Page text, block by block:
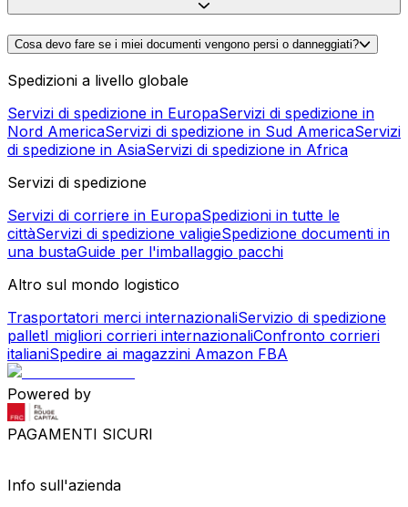
Cosa devo fare se i miei documenti vengono persi o danneggiati?
Spedizioni a livello globale
Servizi di spedizione in EuropaServizi di spedizione in
Nord AmericaServizi di spedizione in Sud AmericaServizi
di spedizione in AsiaServizi di spedizione in Africa
Servizi di spedizione
Servizi di corriere in EuropaSpedizioni in tutte le
cittàServizi di spedizione valigieSpedizione documenti in
una bustaGuide per l'imballaggio pacchi
Altro sul mondo logistico
Trasportatori merci internazionaliServizio di spedizione
palletI migliori corrieri internazionaliConfronto corrieri
italianiSpedire ai magazzini Amazon FBA
Powered by
PAGAMENTI SICURI
Info sull'azienda